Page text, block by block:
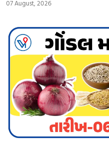
07 August, 2026